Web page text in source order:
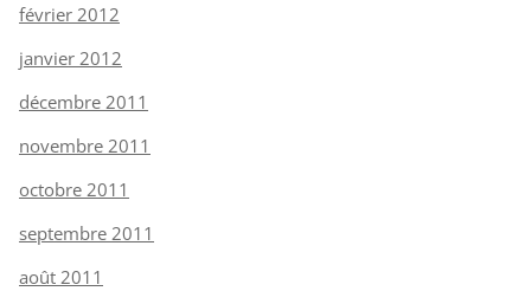
février 2012
janvier 2012
décembre 2011
novembre 2011
octobre 2011
septembre 2011
août 2011